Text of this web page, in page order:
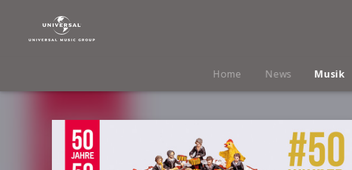
Musik
50
Home News Musik